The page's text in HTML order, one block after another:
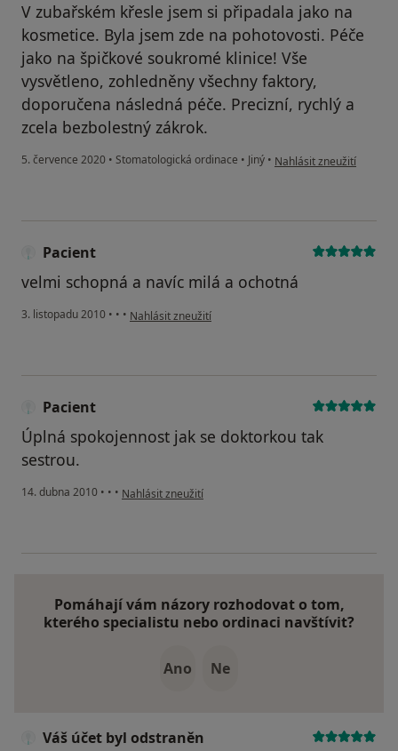
V zubařském křesle jsem si připadala jako na
kosmetice. Byla jsem zde na pohotovosti. Péče
jako na špičkové soukromé klinice! Vše
vysvětleno, zohledněny všechny faktory,
doporučena následná péče. Precizní, rychlý a
zcela bezbolestný zákrok.
5. července 2020 • Stomatologická ordinace • Jiný • podle názoru uživatele
Nahlásit zneužití
Pacient
velmi schopná a navíc milá a ochotná
3. listopadu 2010 • • • podle názoru uživatele Pacient
Nahlásit zneužití
Pacient
Úplná spokojennost jak se doktorkou tak
sestrou.
14. dubna 2010 • • • podle názoru uživatele Pacient
Nahlásit zneužití
Pomáhají vám názory rozhodovat o tom,
kterého specialistu nebo ordinaci navštívit?
Ano Ne
Váš účet byl odstraněn